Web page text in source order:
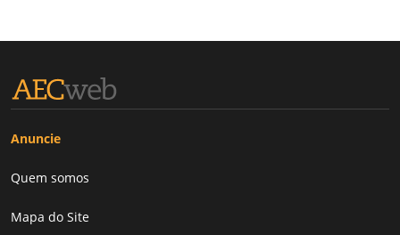
Anuncie
Quem somos
Mapa do Site